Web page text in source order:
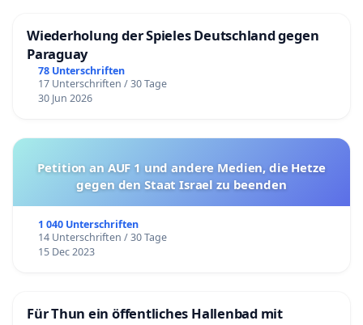
Wiederholung der Spieles Deutschland gegen
Paraguay
78 Unterschriften
17 Unterschriften / 30 Tage
30 Jun 2026
Petition an AUF 1 und andere Medien, die Hetze
gegen den Staat Israel zu beenden
1 040 Unterschriften
14 Unterschriften / 30 Tage
15 Dec 2023
Für Thun ein öffentliches Hallenbad mit